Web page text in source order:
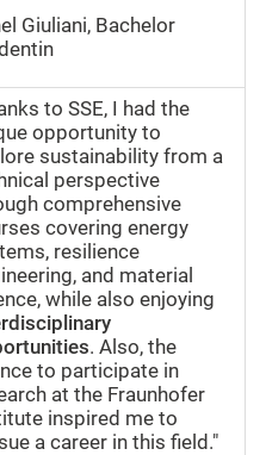
Giuliani, Bachelor
to SSE, I had the
opportunity to
sustainability from a
perspective
comprehensive
covering energy
resilience
and material
while also enjoying
. Also, the
to participate in
at the Fraunhofer
inspired me to
a career in this field."